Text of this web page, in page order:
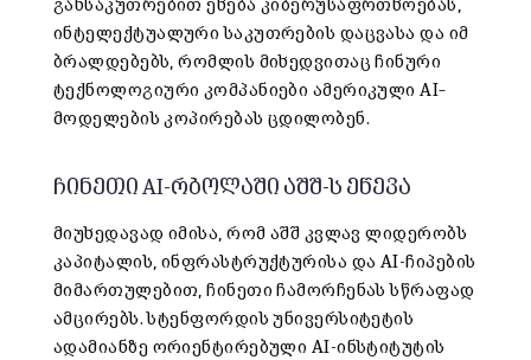
განსაკუთრებით ეხება კიბერუსაფრთხოებას,
ინტელექტუალური საკუთრების დაცვასა და იმ
ბრალდებებს, რომლის მიხედვითაც ჩინური
ტექნოლოგიური კომპანიები ამერიკული AI–
მოდელების კოპირებას ცდილობენ.
ჩინეთი AI-რბოლაში აშშ-ს ეწევა
მიუხედავად იმისა, რომ აშშ კვლავ ლიდერობს
კაპიტალის, ინფრასტრუქტურისა და AI-ჩიპების
მიმართულებით, ჩინეთი ჩამორჩენას სწრაფად
ამცირებს. სტენფორდის უნივერსიტეტის
ადამიანზე ორიენტირებული AI-ინსტიტუტის